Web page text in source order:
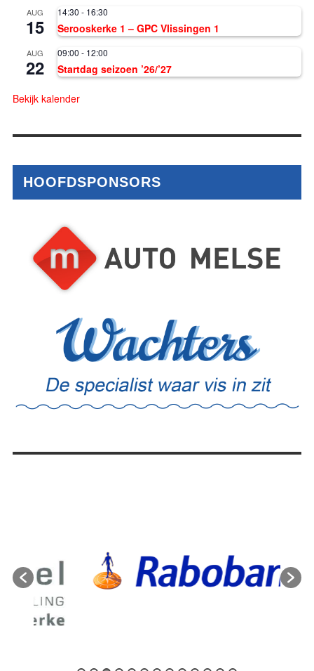
AUG
15
14:30 - 16:30
Serooskerke 1 – GPC Vlissingen 1
AUG
22
09:00 - 12:00
Startdag seizoen ’26/’27
Bekijk kalender
HOOFDSPONSORS